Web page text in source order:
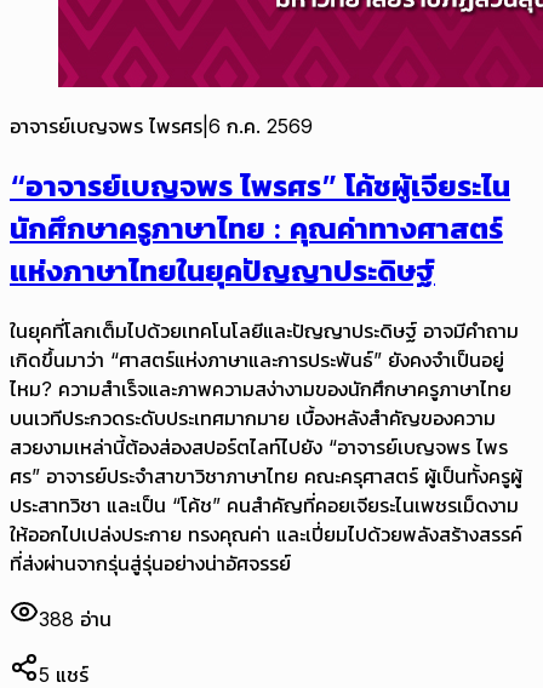
อาจารย์เบญจพร ไพรศร 6 ก.ค. 2569
“อาจารย์เบญจพร ไพรศร” โค้ชผู้เจียระไน
นักศึกษาครูภาษาไทย : คุณค่าทางศาสตร์
แห่งภาษาไทยในยุคปัญญาประดิษฐ์
ในยุคที่โลกเต็มไปด้วยเทคโนโลยีและปัญญาประดิษฐ์ อาจมีคำถาม
เกิดขึ้นมาว่า “ศาสตร์แห่งภาษาและการประพันธ์” ยังคงจำเป็นอยู่
ไหม? ความสำเร็จและภาพความสง่างามของนักศึกษาครูภาษาไทย
บนเวทีประกวดระดับประเทศมากมาย เบื้องหลังสำคัญของความ
สวยงามเหล่านี้ต้องส่องสปอร์ตไลท์ไปยัง “อาจารย์เบญจพร ไพร
ศร” อาจารย์ประจำสาขาวิชาภาษาไทย คณะครุศาสตร์ ผู้เป็นทั้งครูผู้
ประสาทวิชา และเป็น “โค้ช” คนสำคัญที่คอยเจียระไนเพชรเม็ดงาม
ให้ออกไปเปล่งประกาย ทรงคุณค่า และเปี่ยมไปด้วยพลังสร้างสรรค์
ที่ส่งผ่านจากรุ่นสู่รุ่นอย่างน่าอัศจรรย์
388 อ่าน
5 แชร์